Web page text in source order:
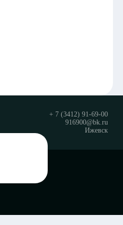
+ 7 (3412) 91-69-00
916900@bk.ru
Ижевск